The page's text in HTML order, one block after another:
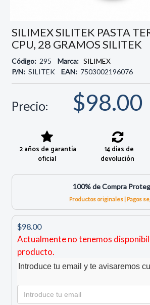
SILIMEX SILITEK PASTA
CPU, 28 GRAMOS SILITEK
Código: 295 Marca: SILIMEX
P/N: SILITEK EAN: 7503002196076
Precio: $98.00
2 años de garantía
oficial
14 días de
devolución
100% de Compra
Productos originales | Pagos
$98.00
Actualmente no tenemos
producto.
Introduce tu email y te avisaremos